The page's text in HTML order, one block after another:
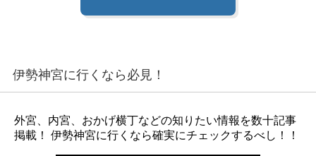
伊勢神宮に行くなら必見！
外宮、内宮、おかげ横丁などの知りたい情報を数十記事
掲載！ 伊勢神宮に行くなら確実にチェックするべし！！